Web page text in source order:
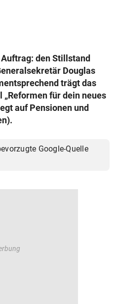
den Stillstand
Douglas
trägt das
für dein neues
auf Pensionen und
Google-Quelle